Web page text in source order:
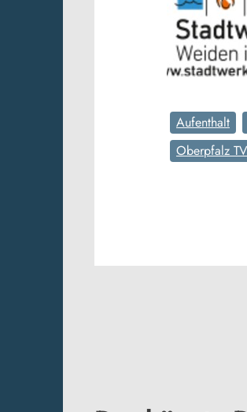
Aufenthalt
Oberpfalz TV